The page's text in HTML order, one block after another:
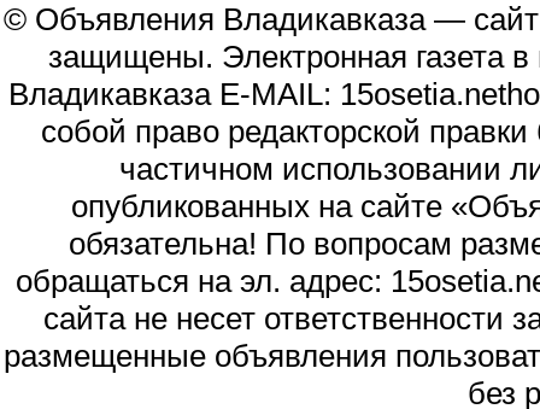
© Объявления Владикавказа —
защищены. Электронная газета
Владикавказа E-MAIL:
собой право редакторской
частичном использовании
опубликованных на сайте
обязательна! По вопросам
обращаться на эл. адрес:
сайта не несет
размещенные объявления
без